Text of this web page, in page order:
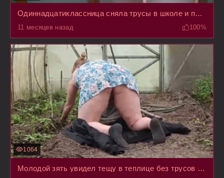
Одиннадцатиклассница сняла трусы в школе и прошлась по ней в последний раз с голой пиздой
11 месяцев назад 100%
Молодой зять увидел тещу в теплице без трусов под сарафаном и ошалел, да не смог устоять
1064